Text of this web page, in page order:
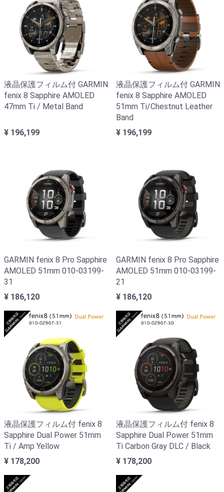
液晶保護フィルム付 GARMIN
fenix 8 Sapphire AMOLED
47mm Ti / Metal Band
¥ 196,199
液晶保護フィルム付 GARMIN
fenix 8 Sapphire AMOLED
51mm Ti/Chestnut Leather
Band
¥ 196,199
GARMIN fenix 8 Pro Sapphire
AMOLED 51mm 010-03199-
31
¥ 186,120
GARMIN fenix 8 Pro Sapphire
AMOLED 51mm 010-03199-
21
¥ 186,120
液晶保護フィルム付 fenix 8
Sapphire Dual Power 51mm
Ti / Amp Yellow
¥ 178,200
液晶保護フィルム付 fenix 8
Sapphire Dual Power 51mm
Ti Carbon Gray DLC / Black
¥ 178,200